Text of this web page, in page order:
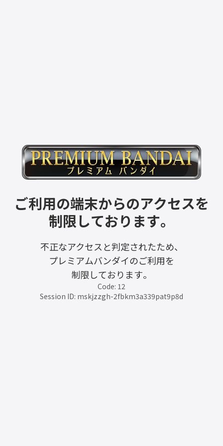
ご利用の端末からのアクセスを
制限しております。
不正なアクセスと判定されたため、
プレミアムバンダイのご利用を
制限しております。
Code: 12
Session ID: mskjzzgh-2fbkm3a339pat9p8d